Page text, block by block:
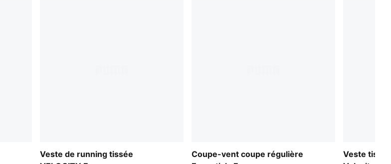
Veste de running tissée
Coupe-vent coupe régulière
Veste